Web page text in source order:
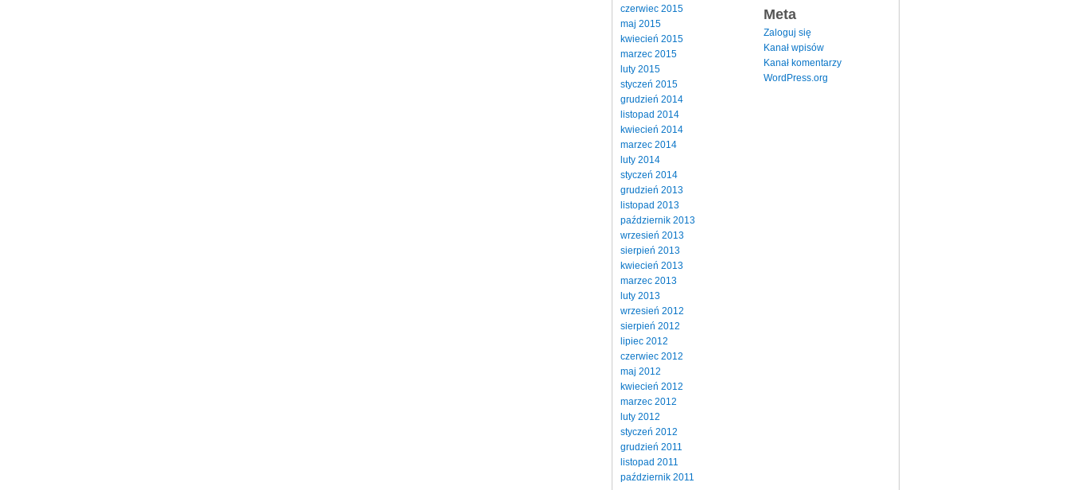
czerwiec 2015
maj 2015
kwiecień 2015
marzec 2015
luty 2015
styczeń 2015
grudzień 2014
listopad 2014
kwiecień 2014
marzec 2014
luty 2014
styczeń 2014
grudzień 2013
listopad 2013
październik 2013
wrzesień 2013
sierpień 2013
kwiecień 2013
marzec 2013
luty 2013
wrzesień 2012
sierpień 2012
lipiec 2012
czerwiec 2012
maj 2012
kwiecień 2012
marzec 2012
luty 2012
styczeń 2012
grudzień 2011
listopad 2011
październik 2011
Meta
Zaloguj się
Kanał wpisów
Kanał komentarzy
WordPress.org